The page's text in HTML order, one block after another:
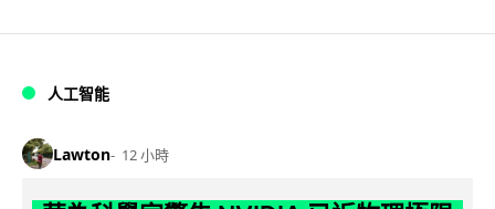
人工智能
Lawton 12 小時